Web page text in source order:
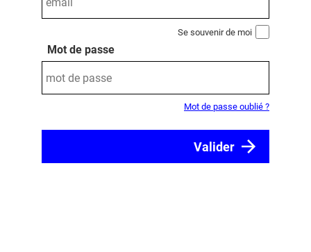
Se souvenir de moi
Mot de passe
Mot de passe oublié ?